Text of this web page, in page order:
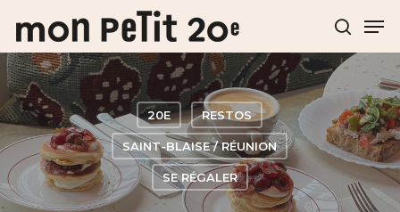
Hit enter to search or ESC to close
20E RESTOS
SAINT-BLAISE / RÉUNION
SE RÉGALER